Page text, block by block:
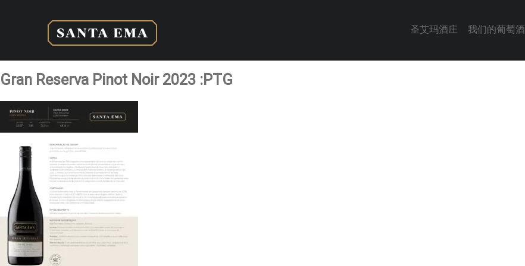
圣艾玛酒庄 我们的葡萄酒
Gran Reserva Pinot Noir 2023 :PTG